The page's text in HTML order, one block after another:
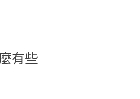
有些